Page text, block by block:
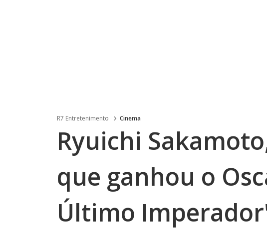
R7 Entretenimento Cinema
Ryuichi
que ganhou o
Último